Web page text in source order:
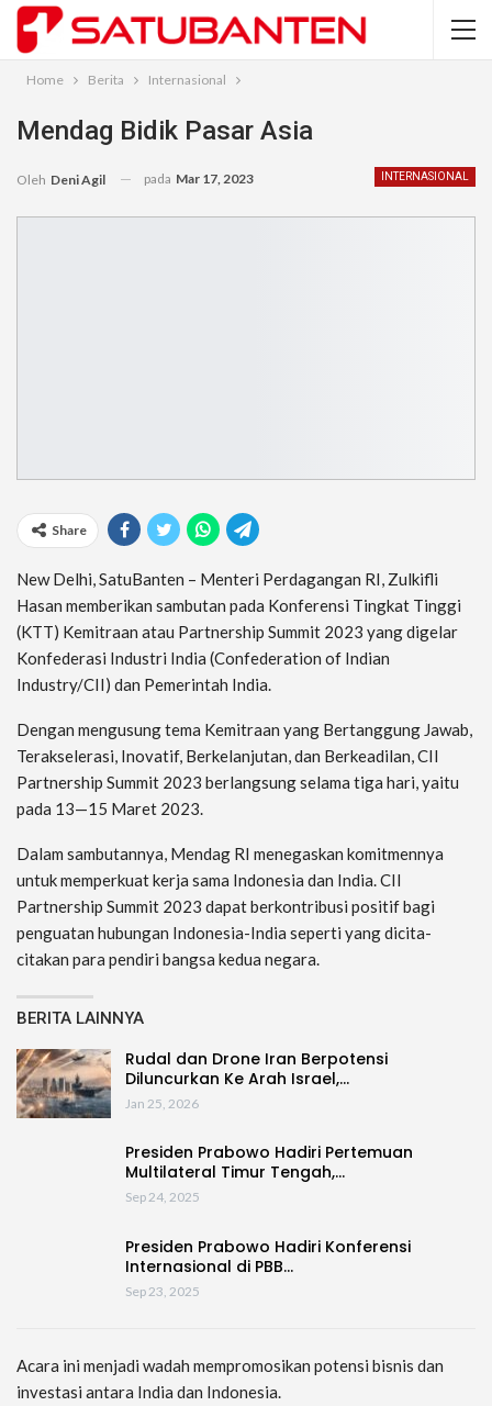
Home Berita Internasional
Mendag Bidik Pasar Asia
INTERNASIONAL
Oleh Deni Agil pada Mar 17, 2023
Share
New Delhi, SatuBanten – Menteri Perdagangan RI, Zulkifli
Hasan memberikan sambutan pada Konferensi Tingkat Tinggi
(KTT) Kemitraan atau Partnership Summit 2023 yang digelar
Konfederasi Industri India (Confederation of Indian
Industry/CII) dan Pemerintah India.
Dengan mengusung tema Kemitraan yang Bertanggung Jawab,
Terakselerasi, Inovatif, Berkelanjutan, dan Berkeadilan, CII
Partnership Summit 2023 berlangsung selama tiga hari, yaitu
pada 13—15 Maret 2023.
Dalam sambutannya, Mendag RI menegaskan komitmennya
untuk memperkuat kerja sama Indonesia dan India. CII
Partnership Summit 2023 dapat berkontribusi positif bagi
penguatan hubungan Indonesia-India seperti yang dicita-
citakan para pendiri bangsa kedua negara.
BERITA LAINNYA
Rudal dan Drone Iran Berpotensi
Diluncurkan Ke Arah Israel,…
Jan 25, 2026
Presiden Prabowo Hadiri Pertemuan
Multilateral Timur Tengah,…
Sep 24, 2025
Presiden Prabowo Hadiri Konferensi
Internasional di PBB…
Sep 23, 2025
Acara ini menjadi wadah mempromosikan potensi bisnis dan
investasi antara India dan Indonesia.